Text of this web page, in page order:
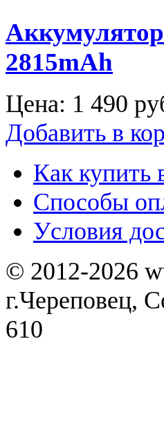
2815mAh
Цена: 1 490
Добавить в
Как купить
Способы
Уcловия
© 2012-2026
г.Череповец,
610